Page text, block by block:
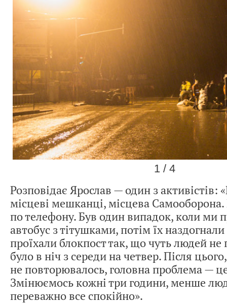
1 / 4
Розповідає Ярослав — один з активістів:
місцеві мешканці, місцева
по телефону. Був один випадок, коли ми
автобус з тітушками, потім їх
проїхали блокпост так, що чуть людей
було в ніч з середи на четвер. Після
не повторювалось, головна проблема — це
Змінюємось кожні три години, менше
переважно все спокійно».